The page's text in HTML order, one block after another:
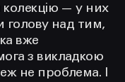
колекцію — у них
голову над тим,
вже
з викладкою
не проблема. І